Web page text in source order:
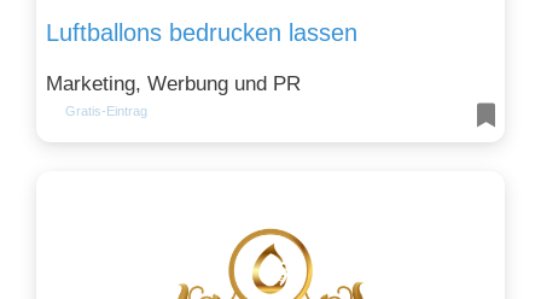
Luftballons bedrucken lassen
Marketing, Werbung und PR
Gratis-Eintrag